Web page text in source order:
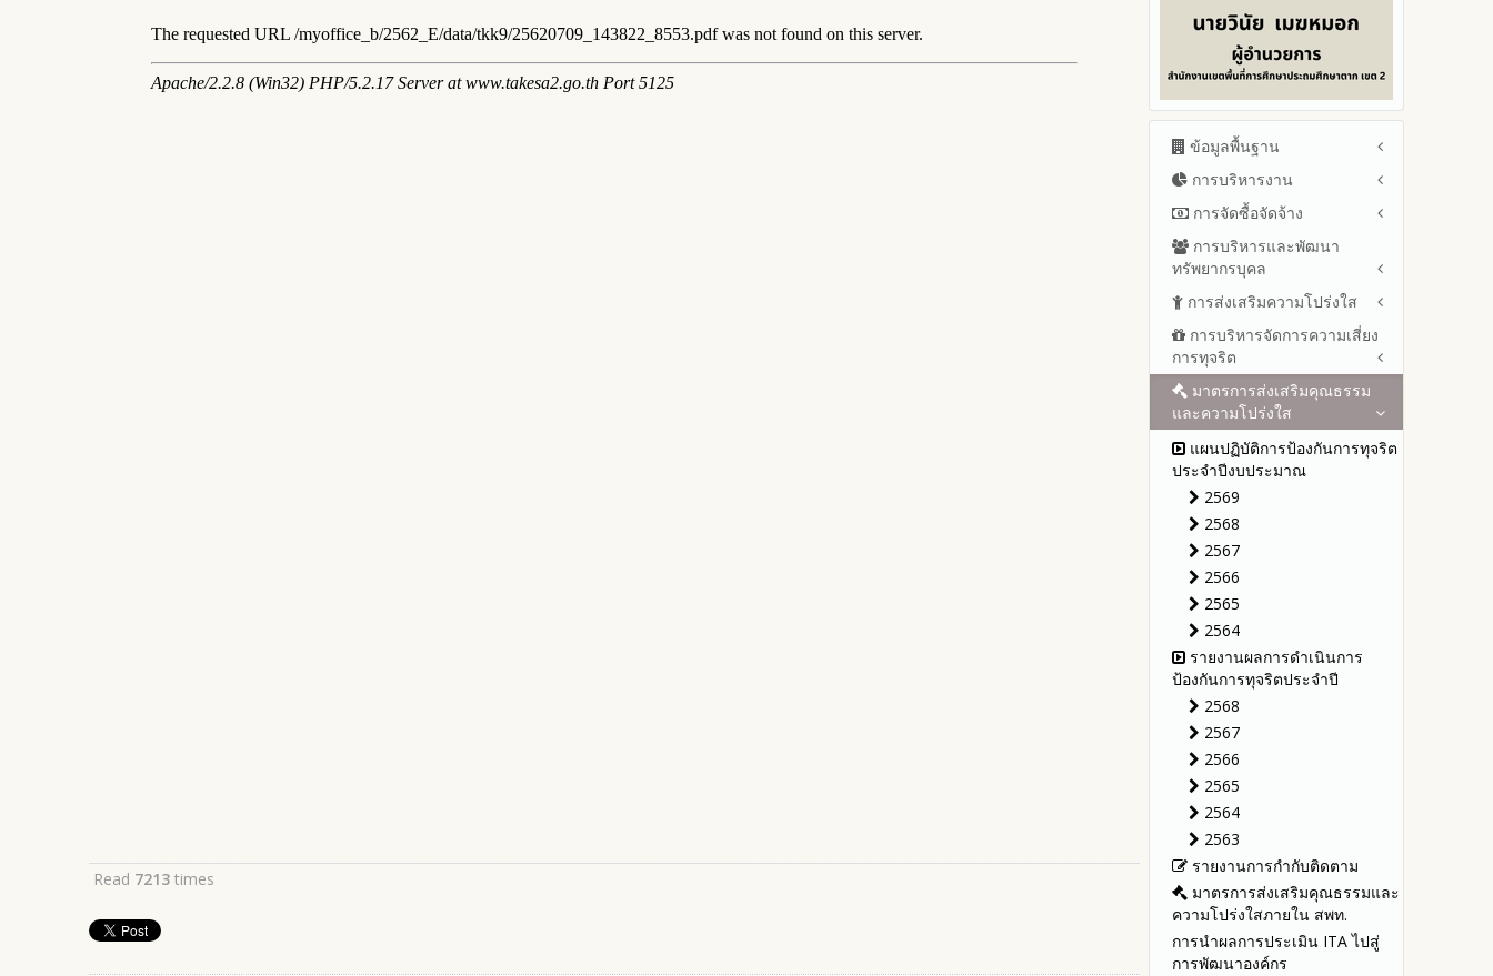
Read 7213 times
ข้อมูลพื้นฐาน
โครงสร้าง หน้าที่และอำนาจ
ข้อมูลผู้บริหาร
ข้อมูลการติดต่อและ ช่อง
ทางการสอบถาม
ระเบียบ / กฎหมายที่เกี่ยวข้อง
นโยบายคุ้มครองข้อมูลส่วน
บุคคล
ข่าวประชาสัมพันธ์
ข่าวสารพัฒนาสำนักงาน
เกี่ยวข้องกับแนวทางส่งเสริมความ
โปร่งใส
การบริหารงาน
แผนยุทธศาสตร์หรือแผนพัฒนา
สำนักงานเขตพื้นที่การศึกษา
แผนและความก้าวหน้าในการ
ประจำปีงบประมาณ
ปีงบประมาณ 2569
ปีงบประมาณ 2568
ปีงบประมาณ 2567
ปีงบประมาณ 2566
ปีงบประมาณ 2565
รายงานผลการดำเนินงาน
ประจำปี
รายงานผลปี 2568
รายงานผลปี 2567
รายงานผลปี 2566
รายงานผลปี 2565
รายงานผลปี 2564
คู่มือหรือแนวทางการปฏิบัติงาน
ของเจ้าหน้าที่
คู่มือหรือแนวทางการขอรับ
บริการสำหรับผู้รับบริการหรือผู้มา
ติดต่อ
ระบบการให้บริการผ่านช่อง
ทางออนไลน์ (E-Service)
My Office
My School
SL-WEB
BRSS
ACC Tak2
ข้อมูลสถิติการให้บริการ
การจัดซื้อจัดจ้าง
สรุปผลการจัดซื้อจัดจ้างหรือการ
จัดหาพัสดุรายเดือน ประจำ
ปีงบประมาณ พ.ศ.2569 (แบบ
สขร.1)
รายงานสรุปผลการจัดซื้อจัดจ้าง
หรือการจัดหาพัสดุของสำนักงาน
เขตพื้นที่การศึกษา ประจำ
ปีงบประมาณ พ.ศ. 2568
การบริหารและพัฒนา
ทรัพยากรบุคล
หลักเกณฑ์และแผนการบริหาร
และพัฒนาทรัพยากรบุคลล ประจำ
ปีงบประมาณ พ.ศ.2569
รายงานผลการบริหารและ
พัฒนาทรัพยากรบุคคลประจำ
ปีงบประมาณ
ประมวลจริยธรรมและการขับ
เคลื่อนจริยธรรม
การส่งเสริมความโปร่งใส
แนวปฏิบัติการจัดการเรื่องร้อง
เรียนการทุจริตและประพฤติมิชอบ
ช่องทางแจ้งเรื่องร้องเรียนการ
ทุจริตและประพฤติมิชอบ
ข้อมูลสถิติเรื่องร้องเรียนการ
ทุจริตและประพฤติมิชอบ ประจำ
ปีงบประมาณ
การเปิดโอกาสให้มีส่วนร่วมใน
การดำเนินงานปีงบประมาณ
การบริหารจัดการความเสี่ยง
การทุจริต
การขับเคลื่อนนโยบาย No Gift
Policy จากการปฏิบัติหน้าที่ และ
การเสริมสร้างความรู้เกี่ยวกับหลัก
เกณฑ์การรับ ทรัพย์สินหรือประ
โปยชน์อื่นใดโดยธรรมจรรยาของ
เจ้าพนักงานของรัฐ
การประเมินความเสี่ยง ใน
สำนักงานเขตพื้นที่การศึกษา
ประจำปีงบประมาณ
รายงานผลการดำเนินการตาม
แผนบริหารจัดการความเสี่ยงการ
ทุจริตของสำนักงานเขตพื้นที่การ
ศึกษา ประจำงบประมาณ
มาตรการส่งเสริมคุณธรรม
และความโปร่งใส
แผนปฏิบัติการป้องกันการทุจริต
ประจำปีงบประมาณ
2569
2568
2567
2566
2565
2564
รายงานผลการดำเนินการ
ป้องกันการทุจริตประจำปี
2568
2567
2566
2565
2564
2563
รายงานการกำกับติดตาม
มาตรการส่งเสริมคุณธรรมและ
ความโปร่งใสภายใน สพท.
การนำผลการประเมิน ITA ไปสู่
การพัฒนาองค์กร